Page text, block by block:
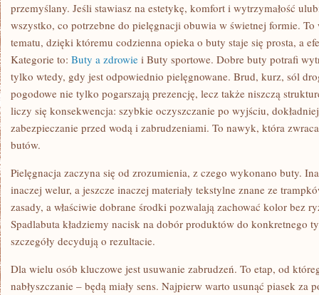
SZTUCE
przemyślany. Jeśli stawiasz na estetykę, komfort i wytrzymałość
wszystko, co potrzebne do pielęgnacji obuwia w świetnej formie. To
tematu, dzięki któremu codzienna opieka o buty staje się prosta, a
Kategorie to: Buty a zdrowie i Buty sportowe. Dobre buty potrafi
tylko wtedy, gdy jest odpowiednio pielęgnowane. Brud, kurz, sól
pogodowe nie tylko pogarszają prezencję, lecz także niszczą
liczy się konsekwencja: szybkie oczyszczanie po wyjściu,
zabezpieczanie przed wodą i zabrudzeniami. To nawyk, która
butów.
Pielęgnacja zaczyna się od zrozumienia, z czego wykonano buty.
inaczej welur, a jeszcze inaczej materiały tekstylne znane ze
zasady, a właściwie dobrane środki pozwalają zachować kolor bez
Spadlabuta kładziemy nacisk na dobór produktów do konkretnego
szczegóły decydują o rezultacie.
Dla wielu osób kluczowe jest usuwanie zabrudzeń. To etap, od
nabłyszczanie – będą miały sens. Najpierw warto usunąć piasek za